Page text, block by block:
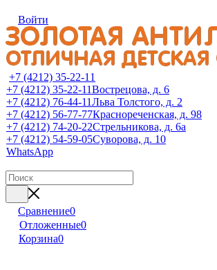
Войти
+7 (4212) 35-22-11
+7 (4212) 35-22-11Вострецова, д. 6
+7 (4212) 76-44-11Льва Толстого, д. 2
+7 (4212) 56-77-77Краснореченская, д. 98
+7 (4212) 74-20-22Стрельникова, д. 6а
+7 (4212) 54-59-05Суворова, д. 10
WhatsApp
Сравнение0
Отложенные0
Корзина0